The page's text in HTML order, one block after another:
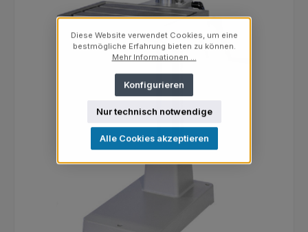
Diese Website verwendet Cookies, um eine
bestmögliche Erfahrung bieten zu können.
Mehr Informationen ...
Nur technisch notwendige
Konfigurieren
Alle Cookies akzeptieren